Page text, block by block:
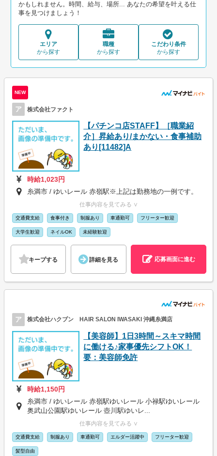
かもしれません。時間、給与、場所... あなたの希望を叶える仕
事を見つけましょう！
エリア
から探す
職種
から探す
こだわり条件
から探す
NEW
ア 株式会社ファクト
【パチンコ店STAFF】［職業紹
介］昇給あり/まかない・食事補助
あり[11482]A
時給1,023円
糸満市 / ゆいレール 赤嶺駅※上記は勤務地の一例です。
仕事内容を見てみる ∨
交通費支給 食事付き 制服あり 車通勤可 フリーター歓迎
大学生歓迎 ネイルOK 未経験歓迎
キープする 詳細を見る 応募画面に進む
ア 株式会社ハクブン HAIR SALON IWASAKI 沖縄糸満店
【美容師】1日3時間～スキマ時間
に働ける♪家事優先シフトOK！
要：美容師免許
時給1,150円
糸満市 / ゆいレール 赤嶺駅ゆいレール 小禄駅ゆいレール
奥武山公園駅ゆいレール 壺川駅ゆいレ...
仕事内容を見てみる ∨
交通費支給 制服あり 車通勤可 エルダー活躍中 フリーター歓迎
髪型自由